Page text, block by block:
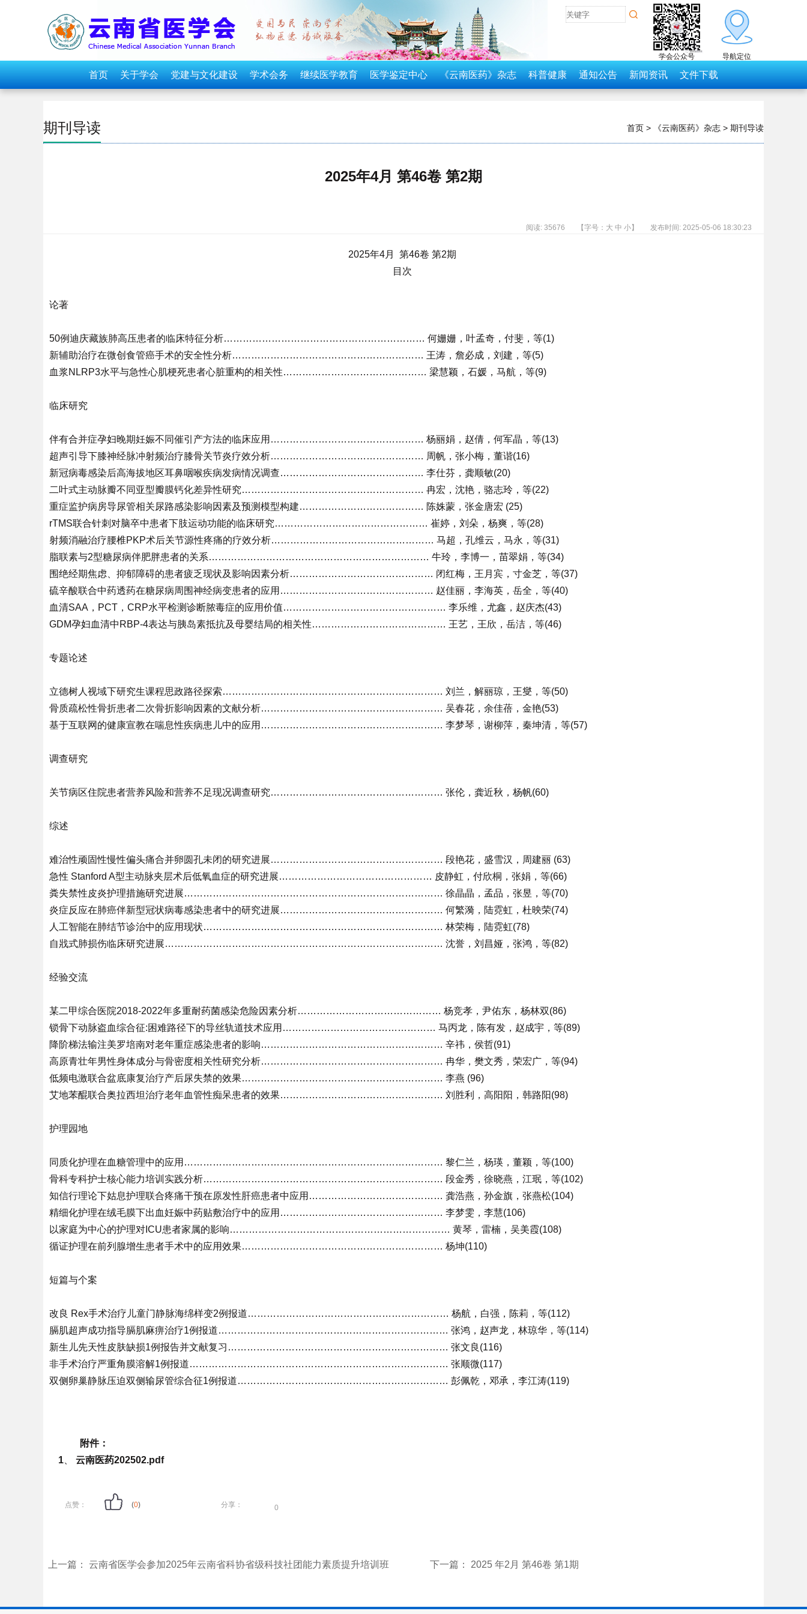
导航定位
学会公众号
首页 关于学会 党建与文化建设 学术会务 继续医学教育 医学鉴定中心 《云南医药》杂志 科普健康 通知公告 新闻资讯 文件下载
期刊导读 首页 > 《云南医药》杂志 > 期刊导读
2025年4月 第46卷 第2期
发布时间: 2025-05-06 18:30:23
【字号： 大 中 小】
阅读: 35676
2025年4月 第46卷 第2期
目次
论著
50例迪庆藏族肺高压患者的临床特征分析……………………………………………………… 何姗姗，叶孟奇，付斐，等(1)
新辅助治疗在微创食管癌手术的安全性分析…………………………………………………… 王涛，詹必成，刘建，等(5)
血浆NLRP3水平与急性心肌梗死患者心脏重构的相关性……………………………………… 梁慧颖，石媛，马航，等(9)
临床研究
伴有合并症孕妇晚期妊娠不同催引产方法的临床应用………………………………………… 杨丽娟，赵倩，何军晶，等(13)
超声引导下膝神经脉冲射频治疗膝骨关节炎疗效分析………………………………………… 周帆，张小梅，董谐(16)
新冠病毒感染后高海拔地区耳鼻咽喉疾病发病情况调查……………………………………… 李仕芬，龚顺敏(20)
二叶式主动脉瓣不同亚型瓣膜钙化差异性研究………………………………………………… 冉宏，沈艳，骆志玲，等(22)
重症监护病房导尿管相关尿路感染影响因素及预测模型构建………………………………… 陈姝蒙，张金唐宏 (25)
rTMS联合针刺对脑卒中患者下肢运动功能的临床研究………………………………………… 崔婷，刘朵，杨爽，等(28)
射频消融治疗腰椎PKP术后关节源性疼痛的疗效分析…………………………………………… 马超，孔维云，马永，等(31)
脂联素与2型糖尿病伴肥胖患者的关系…………………………………………………………… 牛玲，李博一，苗翠娟，等(34)
围绝经期焦虑、抑郁障碍的患者疲乏现状及影响因素分析……………………………………… 闭红梅，王月宾，寸金芝，等(37)
硫辛酸联合中药透药在糖尿病周围神经病变患者的应用………………………………………… 赵佳丽，李海英，岳全，等(40)
血清SAA，PCT，CRP水平检测诊断脓毒症的应用价值…………………………………………… 李乐维，尤鑫，赵庆杰(43)
GDM孕妇血清中RBP-4表达与胰岛素抵抗及母婴结局的相关性…………………………………… 王艺，王欣，岳洁，等(46)
专题论述
立德树人视域下研究生课程思政路径探索…………………………………………………………… 刘兰，解丽琼，王燮，等(50)
骨质疏松性骨折患者二次骨折影响因素的文献分析………………………………………………… 吴春花，余佳蓓，金艳(53)
基于互联网的健康宣教在喘息性疾病患儿中的应用………………………………………………… 李梦琴，谢柳萍，秦坤清，等(57)
调查研究
关节病区住院患者营养风险和营养不足现况调查研究……………………………………………… 张伦，龚近秋，杨帆(60)
综述
难治性顽固性慢性偏头痛合并卵圆孔未闭的研究进展……………………………………………… 段艳花，盛雪汉，周建丽 (63)
急性 Stanford A型主动脉夹层术后低氧血症的研究进展………………………………………… 皮静虹，付欣桐，张娟，等(66)
粪失禁性皮炎护理措施研究进展……………………………………………………………………… 徐晶晶，孟品，张昱，等(70)
炎症反应在肺癌伴新型冠状病毒感染患者中的研究进展…………………………………………… 何繁漪，陆霓虹，杜映荣(74)
人工智能在肺结节诊治中的应用现状………………………………………………………………… 林荣梅，陆霓虹(78)
自戕式肺损伤临床研究进展…………………………………………………………………………… 沈誉，刘昌娅，张鸿，等(82)
经验交流
某二甲综合医院2018-2022年多重耐药菌感染危险因素分析……………………………………… 杨竞孝，尹佑东，杨林双(86)
锁骨下动脉盗血综合征:困难路径下的导丝轨道技术应用………………………………………… 马丙龙，陈有发，赵成宇，等(89)
降阶梯法输注美罗培南对老年重症感染患者的影响………………………………………………… 辛祎，侯哲(91)
高原青壮年男性身体成分与骨密度相关性研究分析………………………………………………… 冉华，樊文秀，荣宏广，等(94)
低频电激联合盆底康复治疗产后尿失禁的效果……………………………………………………… 李燕 (96)
艾地苯醌联合奥拉西坦治疗老年血管性痴呆患者的效果…………………………………………… 刘胜利，高阳阳，韩路阳(98)
护理园地
同质化护理在血糖管理中的应用……………………………………………………………………… 黎仁兰，杨瑛，董颖，等(100)
骨科专科护士核心能力培训实践分析………………………………………………………………… 段金秀，徐晓燕，江珉，等(102)
知信行理论下姑息护理联合疼痛干预在原发性肝癌患者中应用…………………………………… 龚浩燕，孙金旗，张燕松(104)
精细化护理在绒毛膜下出血妊娠中药贴敷治疗中的应用…………………………………………… 李梦雯，李慧(106)
以家庭为中心的护理对ICU患者家属的影响…………………………………………………………… 黄琴，雷楠，吴美霞(108)
循证护理在前列腺增生患者手术中的应用效果……………………………………………………… 杨坤(110)
短篇与个案
改良 Rex手术治疗儿童门静脉海绵样变2例报道……………………………………………………… 杨航，白强，陈莉，等(112)
膈肌超声成功指导膈肌麻痹治疗1例报道……………………………………………………………… 张鸿，赵声龙，林琼华，等(114)
新生儿先天性皮肤缺损1例报告并文献复习…………………………………………………………… 张文良(116)
非手术治疗严重角膜溶解1例报道……………………………………………………………………… 张顺微(117)
双侧卵巢静脉压迫双侧输尿管综合征1例报道………………………………………………………… 彭佩乾，邓承，李江涛(119)
附件：
1
云南医药202502.pdf
点赞： (0) 分享： 0
上一篇： 云南省医学会参加2025年云南省科协省级科技社团能力素质提升培训班 下一篇： 2025 年2月 第46卷 第1期